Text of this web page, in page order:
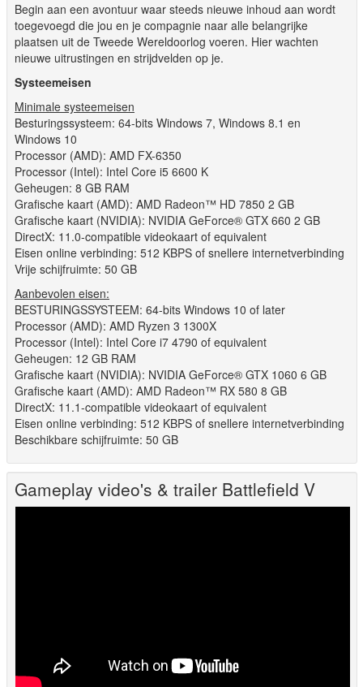
Begin aan een avontuur waar steeds nieuwe inhoud aan wordt
toegevoegd die jou en je compagnie naar alle belangrijke
plaatsen uit de Tweede Wereldoorlog voeren. Hier wachten
nieuwe uitrustingen en strijdvelden op je.
Systeemeisen
Minimale systeemeisen
Besturingssysteem: 64-bits Windows 7, Windows 8.1 en
Windows 10
Processor (AMD): AMD FX-6350
Processor (Intel): Intel Core i5 6600 K
Geheugen: 8 GB RAM
Grafische kaart (AMD): AMD Radeon™ HD 7850 2 GB
Grafische kaart (NVIDIA): NVIDIA GeForce® GTX 660 2 GB
DirectX: 11.0-compatible videokaart of equivalent
Eisen online verbinding: 512 KBPS of snellere internetverbinding
Vrije schijfruimte: 50 GB
Aanbevolen eisen:
BESTURINGSSYSTEEM: 64-bits Windows 10 of later
Processor (AMD): AMD Ryzen 3 1300X
Processor (Intel): Intel Core i7 4790 of equivalent
Geheugen: 12 GB RAM
Grafische kaart (NVIDIA): NVIDIA GeForce® GTX 1060 6 GB
Grafische kaart (AMD): AMD Radeon™ RX 580 8 GB
DirectX: 11.1-compatible videokaart of equivalent
Eisen online verbinding: 512 KBPS of snellere internetverbinding
Beschikbare schijfruimte: 50 GB
Gameplay video's & trailer Battlefield V